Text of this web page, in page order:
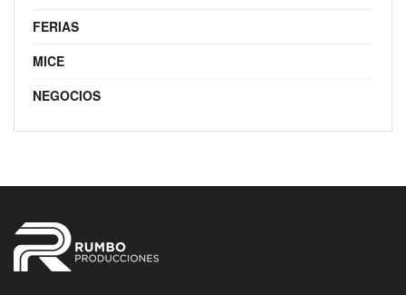
FERIAS
MICE
NEGOCIOS